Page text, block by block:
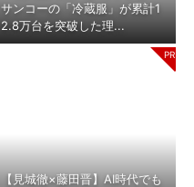
サンコーの「冷蔵服」が累計1
2.8万台を突破した理...
【見城徹×藤田晋】AI時代でも